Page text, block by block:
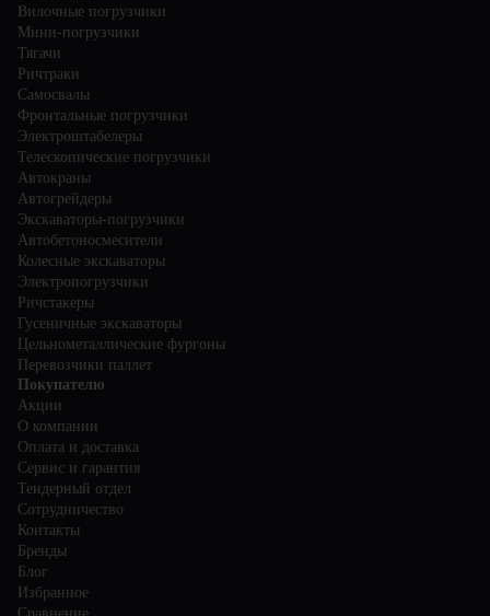
Вилочные погрузчики
Мини-погрузчики
Тягачи
Ричтраки
Самосвалы
Фронтальные погрузчики
Электроштабелеры
Телескопические погрузчики
Автокраны
Автогрейдеры
Экскаваторы-погрузчики
Автобетоносмесители
Колесные экскаваторы
Электропогрузчики
Ричстакеры
Гусеничные экскаваторы
Цельнометаллические фургоны
Перевозчики паллет
Покупателю
Акции
О компании
Оплата и доставка
Сервис и гарантия
Тендерный отдел
Сотрудничество
Контакты
Бренды
Блог
Избранное